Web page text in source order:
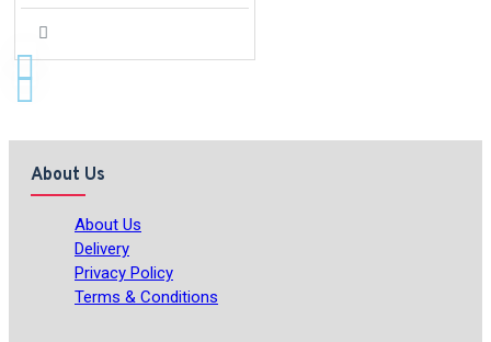
About Us
About Us
Delivery
Privacy Policy
Terms & Conditions